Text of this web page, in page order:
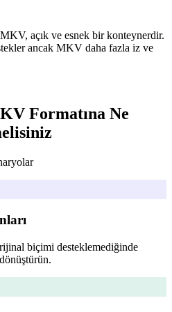
açık ve esnek bir konteynerdir.
ancak MKV daha fazla iz ve
Formatına Ne
biçimi desteklemediğinde